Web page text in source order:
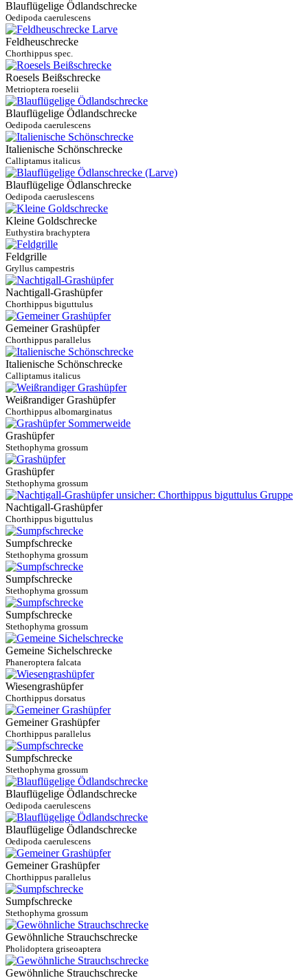
Blauflügelige Ödlandschrecke
Oedipoda caerulescens
Feldheuschrecke
Chorthippus spec.
Roesels Beißschrecke
Metrioptera roeselii
Blauflügelige Ödlandschrecke
Oedipoda caerulescens
Italienische Schönschrecke
Calliptamus italicus
Blauflügelige Ödlanschrecke
Oedipoda caeruslescens
Kleine Goldschrecke
Euthystira brachyptera
Feldgrille
Gryllus campestris
Nachtigall-Grashüpfer
Chorthippus biguttulus
Gemeiner Grashüpfer
Chorthippus parallelus
Italienische Schönschrecke
Calliptamus italicus
Weißrandiger Grashüpfer
Chorthippus albomarginatus
Grashüpfer
Stethophyma grossum
Grashüpfer
Stethophyma grossum
Nachtigall-Grashüpfer
Chorthippus biguttulus
Sumpfschrecke
Stethophyma grossum
Sumpfschrecke
Stethophyma grossum
Sumpfschrecke
Stethophyma grossum
Gemeine Sichelschrecke
Phaneroptera falcata
Wiesengrashüpfer
Chorthippus dorsatus
Gemeiner Grashüpfer
Chorthippus parallelus
Sumpfschrecke
Stethophyma grossum
Blauflügelige Ödlandschrecke
Oedipoda caerulescens
Blauflügelige Ödlandschrecke
Oedipoda caerulescens
Gemeiner Grashüpfer
Chorthippus parallelus
Sumpfschrecke
Stethophyma grossum
Gewöhnliche Strauchschrecke
Pholidoptera griseoaptera
Gewöhnliche Strauchschrecke